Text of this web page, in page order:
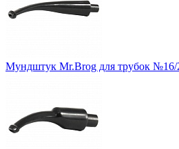
Мундштук Mr.Brog для трубок №16/